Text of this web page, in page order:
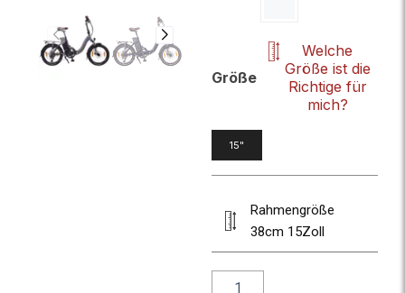
Größe
Welche
Größe ist die
Richtige für
mich?
15"
Rahmengröße
38cm 15Zoll